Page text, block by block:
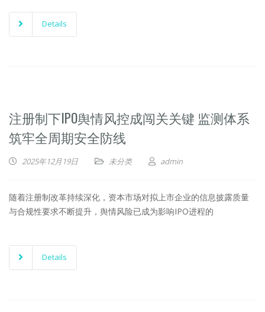
Details
注册制下IPO舆情风控成闯关关键 监测体系
筑牢全周期安全防线
2025年12月19日 未分类 admin
随着注册制改革持续深化，资本市场对拟上市企业的信息披露质量
与合规性要求不断提升，舆情风险已成为影响IPO进程的
Details